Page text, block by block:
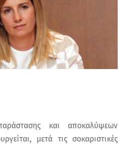
και αποκαλύψεων
μετά τις σοκαριστικές